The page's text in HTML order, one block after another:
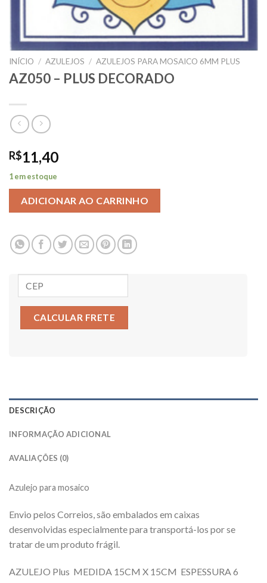
INÍCIO / AZULEJOS / AZULEJOS PARA MOSAICO 6MM PLUS
AZ050 – PLUS DECORADO
R$11,40
CALCULAR FRETE
1 em estoque
ADICIONAR AO CARRINHO
DESCRIÇÃO
INFORMAÇÃO ADICIONAL
AVALIAÇÕES (0)
Azulejo para mosaico
Envio pelos Correios, são embalados em caixas
desenvolvidas especialmente para transportá-los por se
tratar de um produto frágil.
AZULEJO Plus MEDIDA 15CM X 15CM ESPESSURA 6